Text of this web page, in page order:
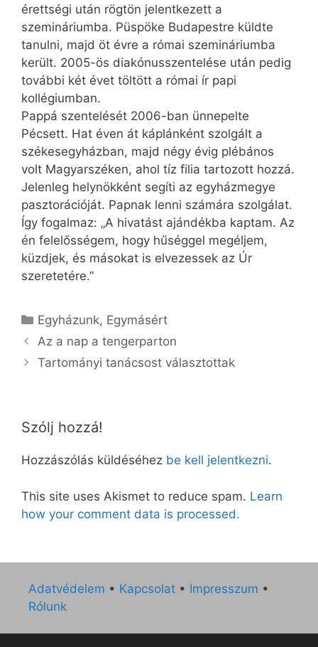
érettségi után rögtön jelentkezett a
szemináriumba. Püspöke Budapestre küldte
tanulni, majd öt évre a római szemináriumba
került. 2005-ös diakónusszentelése után pedig
további két évet töltött a római ír papi
kollégiumban.
Pappá szentelését 2006-ban ünnepelte
Pécsett. Hat éven át káplánként szolgált a
székesegyházban, majd négy évig plébános
volt Magyarszéken, ahol tíz filia tartozott hozzá.
Jelenleg helynökként segíti az egyházmegye
pasztorációját. Papnak lenni számára szolgálat.
Így fogalmaz: „A hivatást ajándékba kaptam. Az
én felelősségem, hogy hűséggel megéljem,
küzdjek, és másokat is elvezessek az Úr
szeretetére.”
Kategória
Egyházunk, Egymásért
Az a nap a tengerparton
Tartományi tanácsost választottak
Szólj hozzá!
Hozzászólás küldéséhez be kell jelentkezni.
This site uses Akismet to reduce spam. Learn
how your comment data is processed.
Adatvédelem • Kapcsolat • Impresszum •
Rólunk